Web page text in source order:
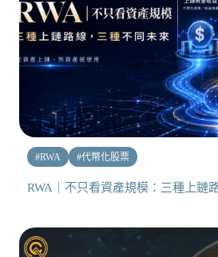
#RWA #代幣化股票
RWA｜不只看資產規模：三種上鏈